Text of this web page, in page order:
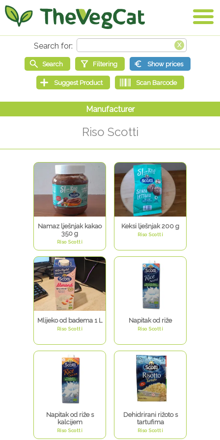
Riso Scotti
Namaz lješnjak kakao
350 g
Riso Scotti
Keksi lješnjak 200 g
Riso Scotti
Mlijeko od badema 1 L
Riso Scotti
Napitak od riže
Riso Scotti
Napitak od riže s
kalcijem
Riso Scotti
Dehidrirani rižoto s
tartufima
Riso Scotti